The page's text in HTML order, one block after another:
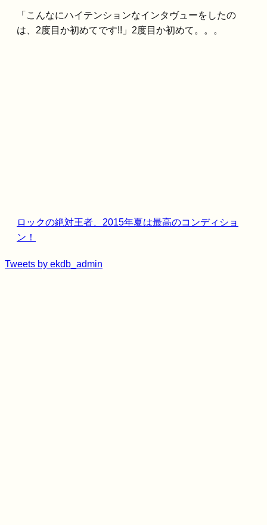
「こんなにハイテンションなインタヴューをしたの
は、2度目か初めてです!!」2度目か初めて。。。
ロックの絶対王者、2015年夏は最高のコンディショ
ン！
Tweets by ekdb_admin